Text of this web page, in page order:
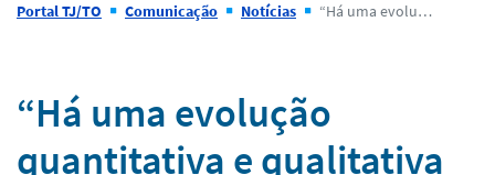
Portal TJ/TO Comunicação Notícias “Há uma evolução quantitativa e qualitativa da prestação do serviço jurisdicional”, destaca juiz que coordenou 1º concurso do TJTO
Notícias
“Há uma evolução
quantitativa e qualitativa